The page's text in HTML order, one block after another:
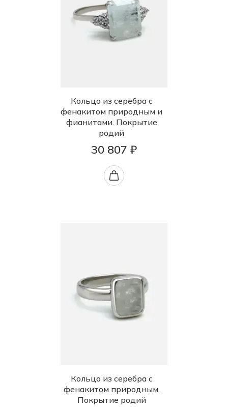
Кольцо из серебра с
фенакитом природным и
фианитами. Покрытие
родий
30 807 ₽
Кольцо из серебра с
фенакитом природным.
Покрытие родий